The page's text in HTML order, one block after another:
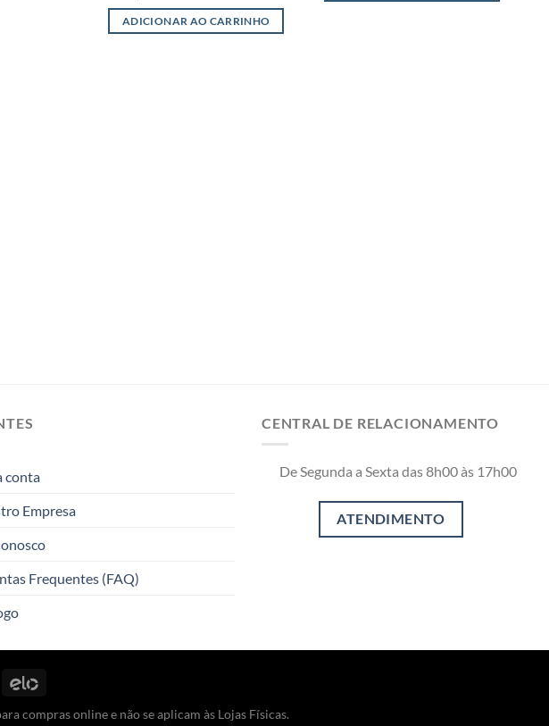
ADICIONAR AO CARRINHO
conta
Empresa
Frequentes (FAQ)
CENTRAL DE RELACIONAMENTO
De Segunda a Sexta das 8h00 às 17h00
compras online e não se aplicam às Lojas Físicas.